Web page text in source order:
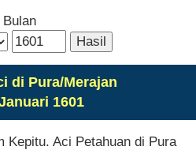
Bulan
di Pura/Merajan
1601
Kepitu. Aci Petahuan di Pura